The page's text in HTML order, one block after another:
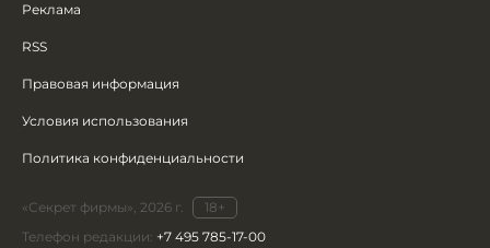
Реклама
RSS
Правовая информация
Условия использования
Политика конфиденциальности
«Секрет фирмы», 2026 г.
18+
Телефон редакции: +7 495 785-17-00